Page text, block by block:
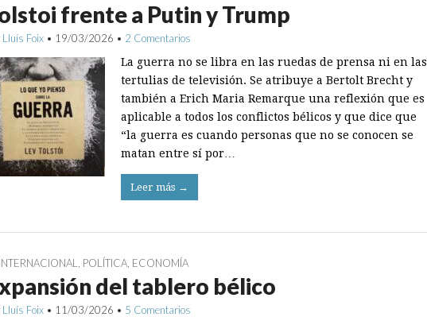
frente a Putin y Trump
Lluís Foix • 19/03/2026 • 2 Comentarios
La guerra no se libra en las ruedas de prensa ni en las
tertulias de televisión. Se atribuye a Bertolt Brecht y
también a Erich Maria Remarque una reflexión que es
aplicable a todos los conflictos bélicos y que dice que
“la guerra es cuando personas que no se conocen se
matan entre sí por…
Leer más →
INTERNACIONAL POLÍTICA ECONOMÍA
del tablero bélico
Lluís Foix • 11/03/2026 • 5 Comentarios